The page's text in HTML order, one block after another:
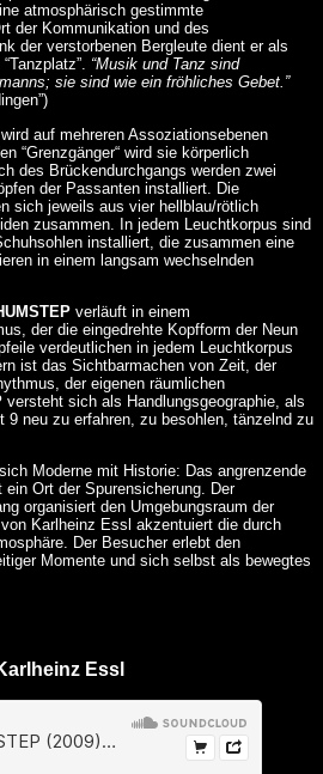
atmosphärisch gestimmte
der Kommunikation und des
der verstorbenen Bergleute dient er als
“Musik und Tanz sind
sie sind wie ein fröhliches Gebet.”
auf mehreren Assoziationsebenen
“Grenzgänger“ wird sie körperlich
des Brückendurchgangs werden zwei
der Passanten installiert. Die
sich jeweils aus vier hellblau/rötlich
zusammen. In jedem Leuchtkorpus sind
installiert, die zusammen eine
in einem langsam wechselnden
verläuft in einem
der die eingedrehte Kopfform der Neun
verdeutlichen in jedem Leuchtkorpus
ist das Sichtbarmachen von Zeit, der
der eigenen räumlichen
versteht sich als Handlungsgeographie, als
9 neu zu erfahren, zu besohlen, tänzelnd zu
Moderne mit Historie: Das angrenzende
ein Ort der Spurensicherung. Der
organisiert den Umgebungsraum der
Karlheinz Essl akzentuiert die durch
Der Besucher erlebt den
Momente und sich selbst als bewegtes
Essl